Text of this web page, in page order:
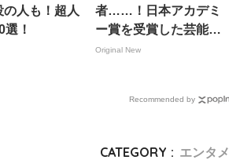
の人も！超人
！
者……！日本アカデミ
ー賞を受賞した芸能人
30選！
Original New
Recommended by
CATEGORY : エンタメ